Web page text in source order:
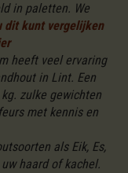
in paletten. We
dit kunt vergelijken
heeft veel ervaring
in Lint. Een
zulke gewichten
met kennis en
als Eik, Es,
haard of kachel.